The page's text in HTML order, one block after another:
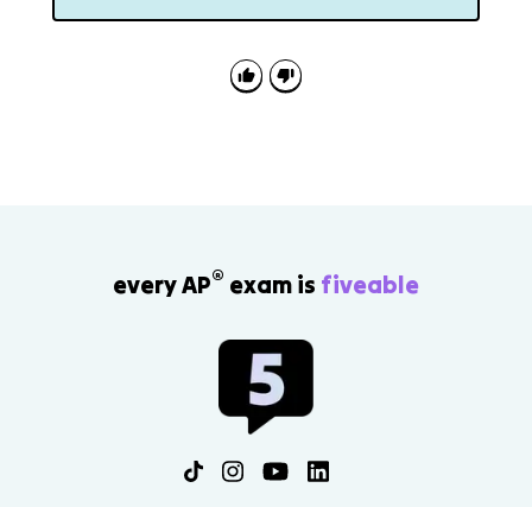
every AP® exam is fiveable